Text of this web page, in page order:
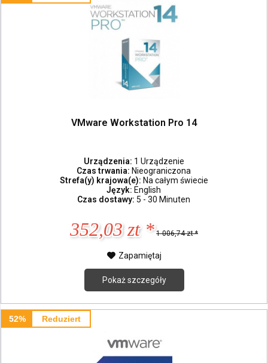
VMware Workstation Pro 14
Urządzenia: 1 Urządzenie
Czas trwania: Nieograniczona
Strefa(y) krajowa(e): Na całym świecie
Język: English
Czas dostawy: 5 - 30 Minuten
352,03 zt * 1 006,74 zt *
Zapamiętaj
Pokaż szczegóły
52% Reduziert